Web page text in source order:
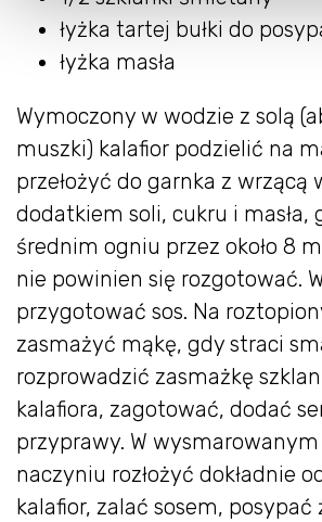
łyżka tartej bułki do
łyżka masła
Wymoczony w wodzie z solą
muszki) kalafior podzielić na
przełożyć do garnka z wrzącą
dodatkiem soli, cukru i masła,
średnim ogniu przez około 8
nie powinien się rozgotować.
przygotować sos. Na
zasmażyć mąkę, gdy straci
rozprowadzić zasmażkę
kalafiora, zagotować, dodać
przyprawy. W wysmarowanym
naczyniu rozłożyć dokładnie
kalafior, zalać sosem, posypać